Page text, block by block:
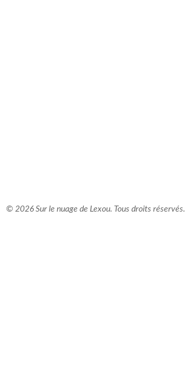
© 2026 Sur le nuage de Lexou. Tous droits réservés.